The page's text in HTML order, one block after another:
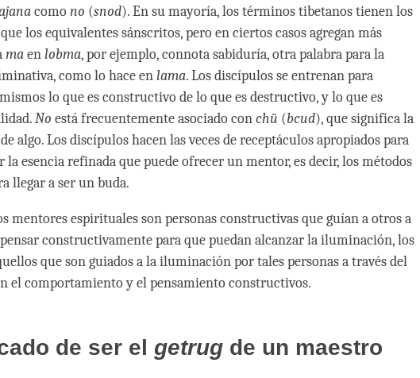
comono (snod). En su mayoría, los términos tibetanos tienen los
los equivalentes sánscritos, pero en ciertos casos agregan más
maen lobma, por ejemplo, connota sabiduría, otra palabra para la
como lo hace en lama. Los discípulos se entrenan para
lo que es constructivo de lo que es destructivo, y lo que es
No está frecuentemente asociado conchü (bcud), que significa la
algo. Los discípulos hacen las veces de receptáculos apropiados para
esencia refinada que puede ofrecer un mentor, es decir, los métodos
llegar a ser un buda.
mentores espirituales son personas constructivas que guían a otros a
constructivamente para que puedan alcanzar la iluminación, los
que son guiados a la iluminación por tales personas a través del
el comportamiento y el pensamiento constructivos.
de ser el getrug de un maestro